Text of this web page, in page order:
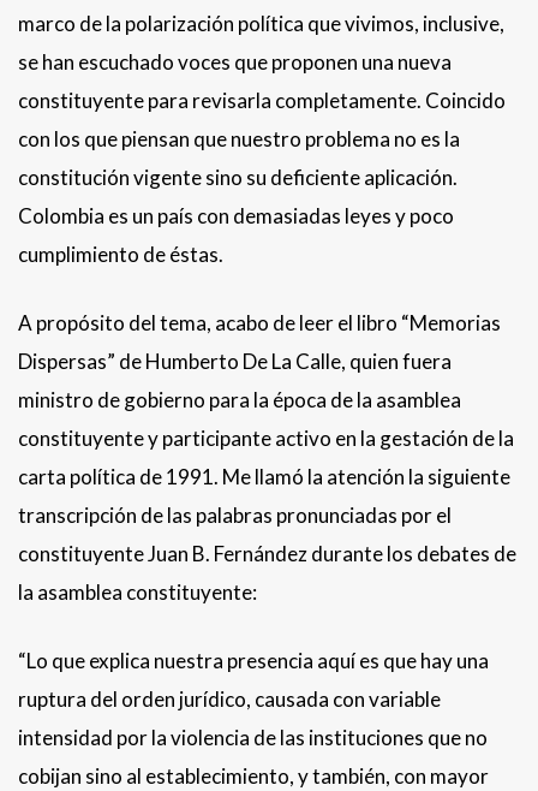
marco de la polarización política que vivimos, inclusive,
se han escuchado voces que proponen una nueva
constituyente para revisarla completamente. Coincido
con los que piensan que nuestro problema no es la
constitución vigente sino su deficiente aplicación.
Colombia es un país con demasiadas leyes y poco
cumplimiento de éstas.
A propósito del tema, acabo de leer el libro “Memorias
Dispersas” de Humberto De La Calle, quien fuera
ministro de gobierno para la época de la asamblea
constituyente y participante activo en la gestación de la
carta política de 1991. Me llamó la atención la siguiente
transcripción de las palabras pronunciadas por el
constituyente Juan B. Fernández durante los debates de
la asamblea constituyente:
“Lo que explica nuestra presencia aquí es que hay una
ruptura del orden jurídico, causada con variable
intensidad por la violencia de las instituciones que no
cobijan sino al establecimiento, y también, con mayor